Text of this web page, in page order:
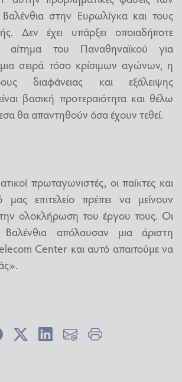
στην Ευρωλίγκα και τους
Δεν έχει υπάρξει οποιαδήποτε
αίτημα του Παναθηναϊκού για
σειρά τόσο κρίσιμων αγώνων, η
διαφάνειας και εξάλειψης
βασική προτεραιότητα και θέλω
θα απαντηθούν όσα έχουν τεθεί.
πρωταγωνιστές, οι παίκτες και
μας επιτελείο πρέπει να μείνουν
ολοκλήρωση του έργου τους. Οι
απόλαυσαν μια άριστη
Center και αυτό απαιτούμε να